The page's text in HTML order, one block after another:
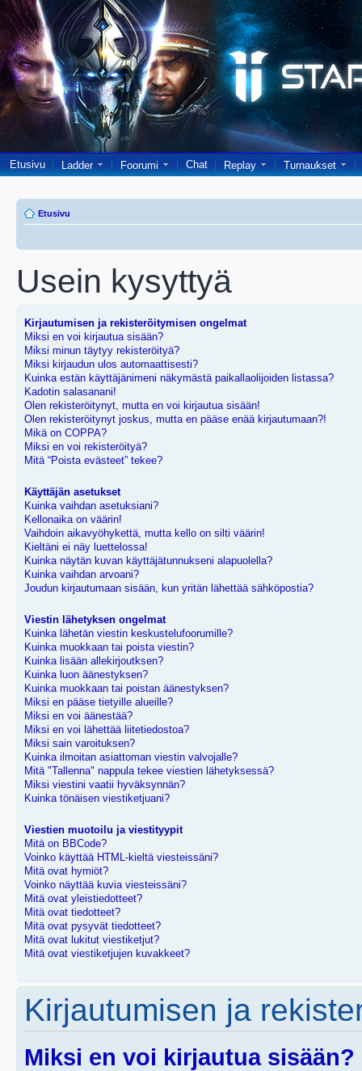
Etusivu Ladder Foorumi Chat Replay Turnaukset
Etusivu
Usein kysyttyä
Kirjautumisen ja rekisteröitymisen ongelmat
Miksi en voi kirjautua sisään?
Miksi minun täytyy rekisteröityä?
Miksi kirjaudun ulos automaattisesti?
Kuinka estän käyttäjänimeni näkymästä paikallaolijoiden listassa?
Kadotin salasanani!
Olen rekisteröitynyt, mutta en voi kirjautua sisään!
Olen rekisteröitynyt joskus, mutta en pääse enää kirjautumaan?!
Mikä on COPPA?
Miksi en voi rekisteröityä?
Mitä “Poista evästeet” tekee?
Käyttäjän asetukset
Kuinka vaihdan asetuksiani?
Kellonaika on väärin!
Vaihdoin aikavyöhykettä, mutta kello on silti väärin!
Kieltäni ei näy luettelossa!
Kuinka näytän kuvan käyttäjätunnukseni alapuolella?
Kuinka vaihdan arvoani?
Joudun kirjautumaan sisään, kun yritän lähettää sähköpostia?
Viestin lähetyksen ongelmat
Kuinka lähetän viestin keskustelufoorumille?
Kuinka muokkaan tai poista viestin?
Kuinka lisään allekirjoutksen?
Kuinka luon äänestyksen?
Kuinka muokkaan tai poistan äänestyksen?
Miksi en pääse tietyille alueille?
Miksi en voi äänestää?
Miksi en voi lähettää liitetiedostoa?
Miksi sain varoituksen?
Kuinka ilmoitan asiattoman viestin valvojalle?
Mitä "Tallenna" nappula tekee viestien lähetyksessä?
Miksi viestini vaatii hyväksynnän?
Kuinka tönäisen viestiketjuani?
Viestien muotoilu ja viestityypit
Mitä on BBCode?
Voinko käyttää HTML-kieltä viesteissäni?
Mitä ovat hymiöt?
Voinko näyttää kuvia viesteissäni?
Mitä ovat yleistiedotteet?
Mitä ovat tiedotteet?
Mitä ovat pysyvät tiedotteet?
Mitä ovat lukitut viestiketjut?
Mitä ovat viestiketjujen kuvakkeet?
Kirjautumisen ja
Miksi en voi kirjautua sisään?